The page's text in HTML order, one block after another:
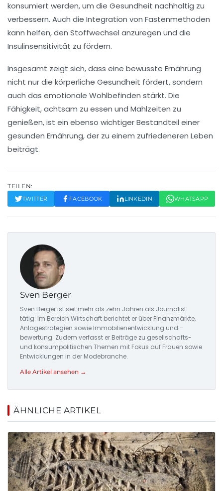
konsumiert werden, um die Gesundheit nachhaltig zu
verbessern. Auch die Integration von Fastenmethoden
kann helfen, den Stoffwechsel anzuregen und die
Insulinsensitivität zu fördern.
Insgesamt zeigt sich, dass eine bewusste Ernährung
nicht nur die körperliche Gesundheit fördert, sondern
auch das emotionale Wohlbefinden stärkt. Die
Fähigkeit, achtsam zu essen und Mahlzeiten zu
genießen, ist ein ebenso wichtiger Bestandteil einer
gesunden Ernährung, der zu einem zufriedeneren Leben
beiträgt.
TEILEN:
TWITTER FACEBOOK LINKEDIN WHATSAPP
Sven Berger
Sven Berger ist seit mehr als zehn Jahren als Journalist
tätig. Im Bereich Wirtschaft berichtet er über Finanzmärkte,
Anlagestrategien sowie Immobilienentwicklung und -
bewertung. Zudem verfasst er Beiträge zu gesellschafts-
und konsumpolitischen Themen mit Fokus auf Frauen sowie
Entwicklungen in der Modebranche.
Alle Artikel ansehen →
ÄHNLICHE ARTIKEL